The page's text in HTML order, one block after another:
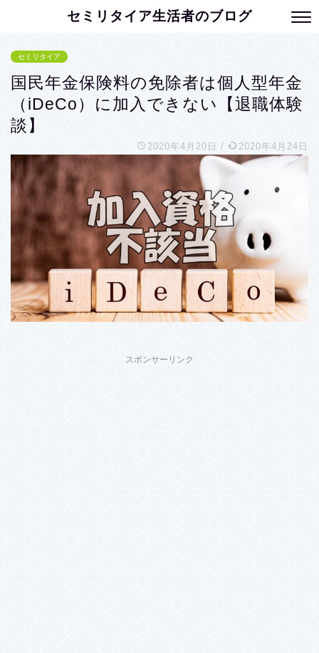
セミリタイア生活者のブログ
セミリタイア
国民年金保険料の免除者は個人型年金
（iDeCo）に加入できない【退職体験
談】
2020年4月20日 / 2020年4月24日
スポンサーリンク